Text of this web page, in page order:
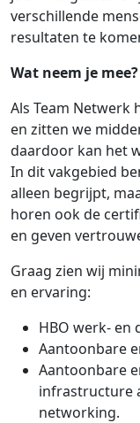
verschillende
resultaten te
Wat neem je mee?
Als Team Netwerk
en zitten we
daardoor kan het
In dit vakgebied
alleen begrijpt,
horen ook de
en geven
Graag zien wij
en ervaring:
HBO werk- en
Aantoonbare
Aantoonbare
infrastructure
networking.